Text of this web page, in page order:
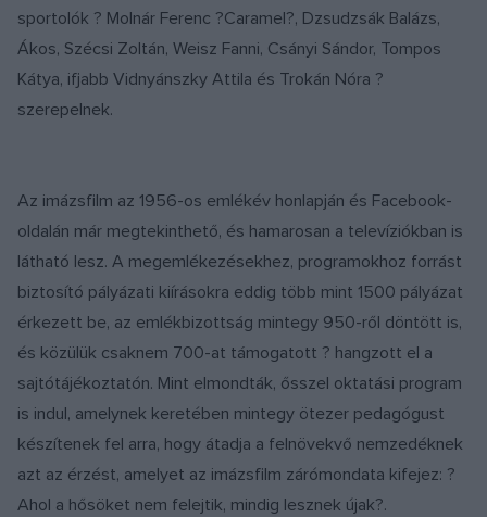
sportolók ? Molnár Ferenc ?Caramel?, Dzsudzsák Balázs,
Ákos, Szécsi Zoltán, Weisz Fanni, Csányi Sándor, Tompos
Kátya, ifjabb Vidnyánszky Attila és Trokán Nóra ?
szerepelnek.
Az imázsfilm az 1956-os emlékév honlapján és Facebook-
oldalán már megtekinthető, és hamarosan a televíziókban is
látható lesz. A megemlékezésekhez, programokhoz forrást
biztosító pályázati kiírásokra eddig több mint 1500 pályázat
érkezett be, az emlékbizottság mintegy 950-ről döntött is,
és közülük csaknem 700-at támogatott ? hangzott el a
sajtótájékoztatón. Mint elmondták, ősszel oktatási program
is indul, amelynek keretében mintegy ötezer pedagógust
készítenek fel arra, hogy átadja a felnövekvő nemzedéknek
azt az érzést, amelyet az imázsfilm zárómondata kifejez: ?
Ahol a hősöket nem felejtik, mindig lesznek újak?.